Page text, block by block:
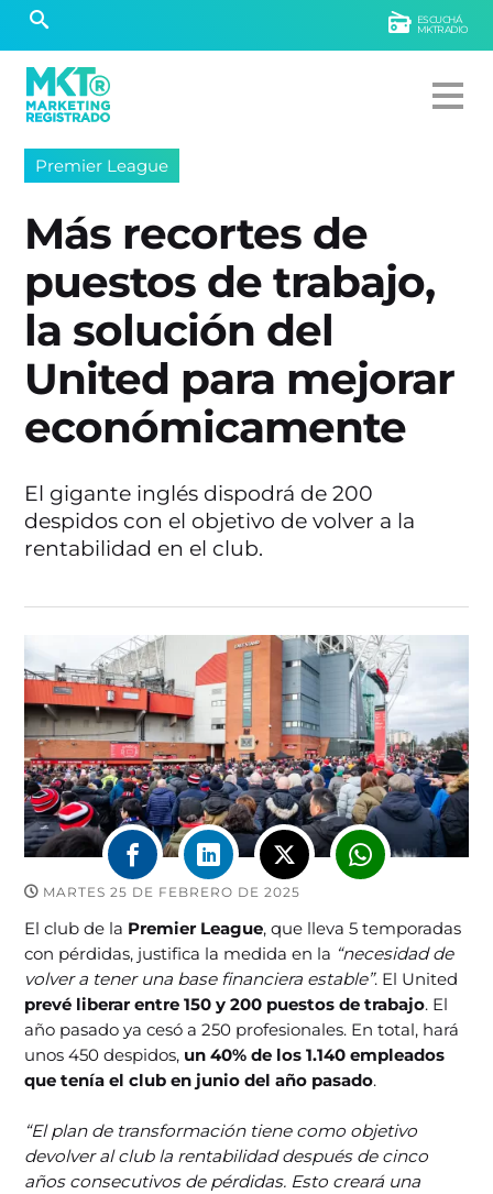
ESCUCHÁ
MKTRADIO
Premier League
Más recortes de
puestos de trabajo,
la solución del
United para mejorar
económicamente
El gigante inglés dispodrá de 200
despidos con el objetivo de volver a la
rentabilidad en el club.
MARTES 25 DE FEBRERO DE 2025
El club de la Premier League, que lleva 5 temporadas
con pérdidas, justifica la medida en la “necesidad de
volver a tener una base financiera estable”. El United
prevé liberar entre 150 y 200 puestos de trabajo. El
año pasado ya cesó a 250 profesionales. En total, hará
unos 450 despidos, un 40% de los 1.140 empleados
que tenía el club en junio del año pasado.
“El plan de transformación tiene como objetivo
devolver al club la rentabilidad después de cinco
años consecutivos de pérdidas. Esto creará una